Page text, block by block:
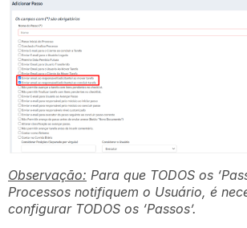
Observação: Para que TODOS os
Processos notifiquem o Usuário, é
configurar TODOS os ‘Passos’.